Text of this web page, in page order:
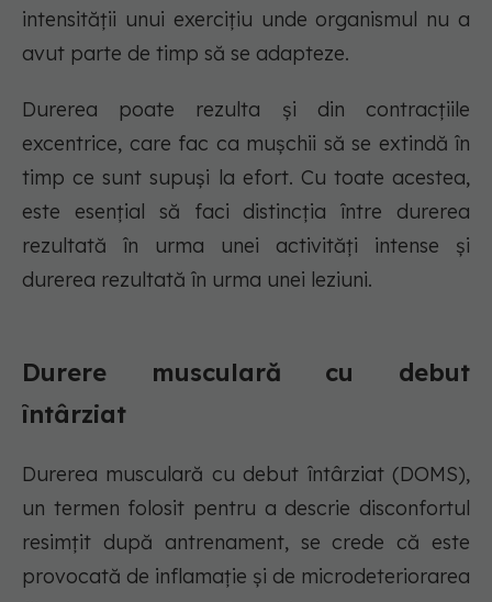
intensității unui exercițiu unde organismul nu a
avut parte de timp să se adapteze.
Durerea poate rezulta și din contracțiile
excentrice, care fac ca mușchii să se extindă în
timp ce sunt supuși la efort. Cu toate acestea,
este esențial să faci distincția între durerea
rezultată în urma unei activități intense și
durerea rezultată în urma unei leziuni.
Durere musculară cu debut
întârziat
Durerea musculară cu debut întârziat (DOMS),
un termen folosit pentru a descrie disconfortul
resimțit după antrenament, se crede că este
provocată de inflamație și de microdeteriorarea